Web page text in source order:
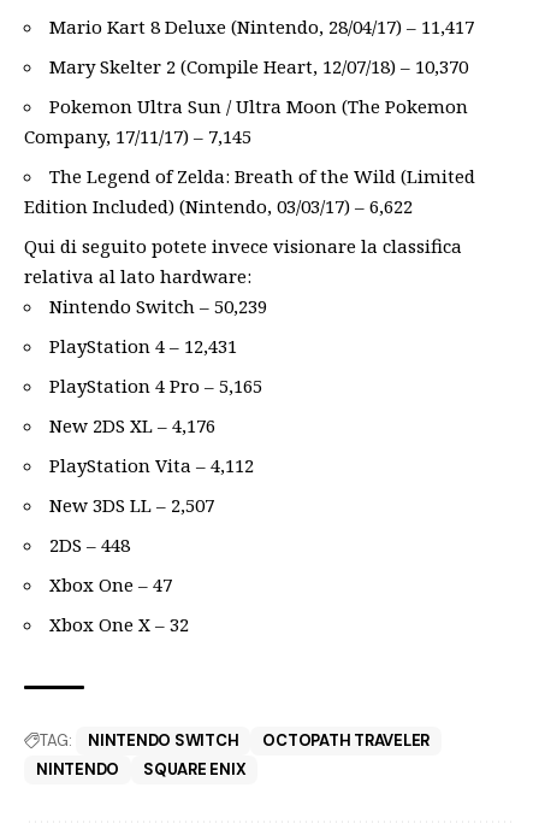
Mario Kart 8 Deluxe (Nintendo, 28/04/17) – 11,417
Mary Skelter 2 (Compile Heart, 12/07/18) – 10,370
Pokemon Ultra Sun / Ultra Moon (The Pokemon
Company, 17/11/17) – 7,145
The Legend of Zelda: Breath of the Wild (Limited
Edition Included) (Nintendo, 03/03/17) – 6,622
Qui di seguito potete invece visionare la classifica
relativa al lato hardware:
Nintendo Switch – 50,239
PlayStation 4 – 12,431
PlayStation 4 Pro – 5,165
New 2DS XL – 4,176
PlayStation Vita – 4,112
New 3DS LL – 2,507
2DS – 448
Xbox One – 47
Xbox One X – 32
TAG: NINTENDO SWITCH
OCTOPATH TRAVELER
NINTENDO
SQUARE ENIX